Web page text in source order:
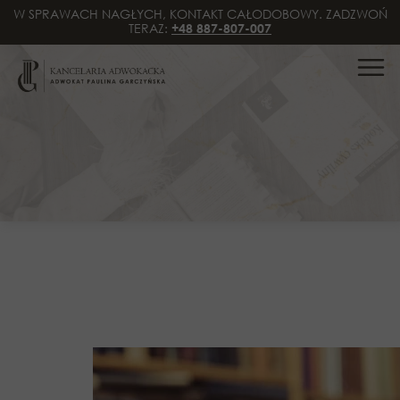
W SPRAWACH NAGŁYCH, KONTAKT CAŁODOBOWY. ZADZWOŃ
TERAZ: +48 887-807-007